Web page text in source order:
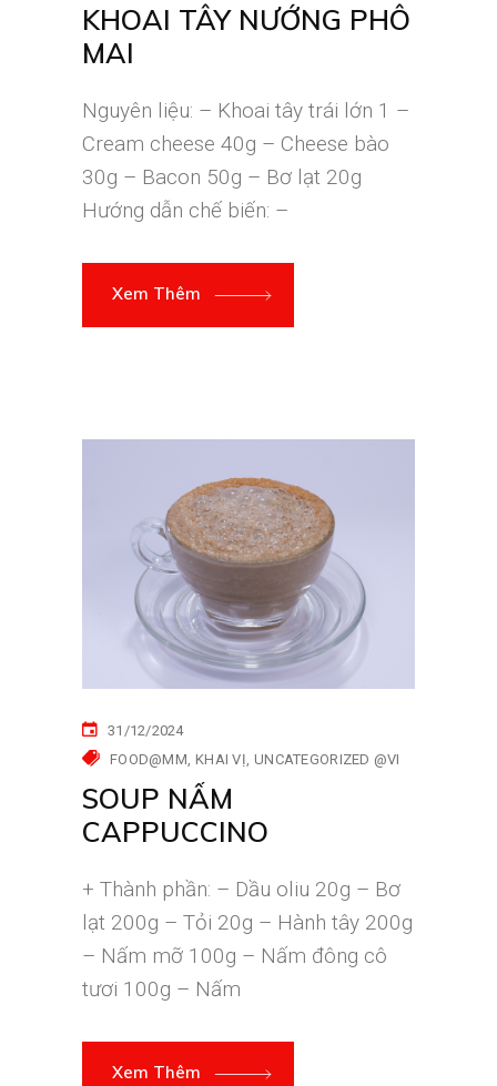
KHOAI TÂY NƯỚNG PHÔ
MAI
Nguyên liệu: – Khoai tây trái lớn 1 –
Cream cheese 40g – Cheese bào
30g – Bacon 50g – Bơ lạt 20g
Hướng dẫn chế biến: –
Xem Thêm
31/12/2024
FOOD@MM KHAI VỊ UNCATEGORIZED @VI
SOUP NẤM
CAPPUCCINO
+ Thành phần: – Dầu oliu 20g – Bơ
lạt 200g – Tỏi 20g – Hành tây 200g
– Nấm mỡ 100g – Nấm đông cô
tươi 100g – Nấm
Xem Thêm